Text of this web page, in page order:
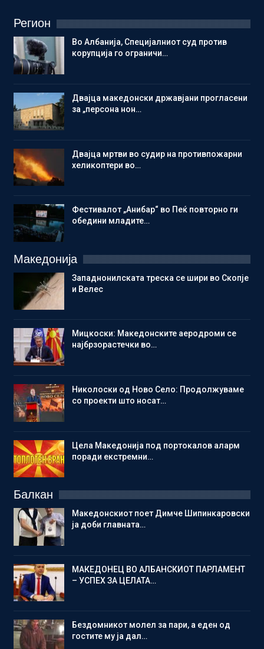
Регион
Во Албанија, Специјалниот суд против
корупција го ограничи…
Двајца македонски државјани прогласени
за „персона нон…
Двајца мртви во судир на противпожарни
хеликоптери во…
Фестивалот „Анибар“ во Пеќ повторно ги
обедини младите…
Македонија
Западнонилската треска се шири во Скопје
и Велес
Мицкоски: Македонските аеродроми се
најбрзорастечки во…
Николоски од Ново Село: Продолжуваме
со проекти што носат…
Цела Македонија под портокалов аларм
поради екстремни…
Балкан
Македонскиот поет Димче Шипинкаровски
ја доби главната…
МАКЕДОНЕЦ ВО АЛБАНСКИОТ ПАРЛАМЕНТ
– УСПЕХ ЗА ЦЕЛАТА…
Бездомникот молел за пари, а еден од
гостите му ја дал…